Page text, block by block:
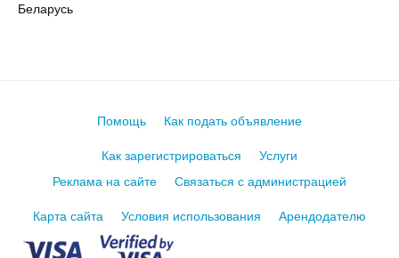
Беларусь
Помощь Как подать объявление
Как зарегистрироваться
Услуги
Реклама на сайте
Связаться с администрацией
Карта сайта Условия использования Арендодателю